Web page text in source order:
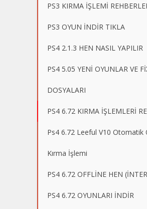
PS3 KIRMA İŞLEMİ
PS3 OYUN İNDİR TIKLA
PS4 2.1.3 HEN NASIL YAPILIR
PS4 5.05 YENİ OYUNLAR VE
DOSYALARI
PS4 6.72 KIRMA İŞLEMLERİ
Ps4 6.72 Leeful V10 Otomatik
Kırma İşlemi
PS4 6.72 OFFLİNE HEN
PS4 6.72 OYUNLARI İNDİR